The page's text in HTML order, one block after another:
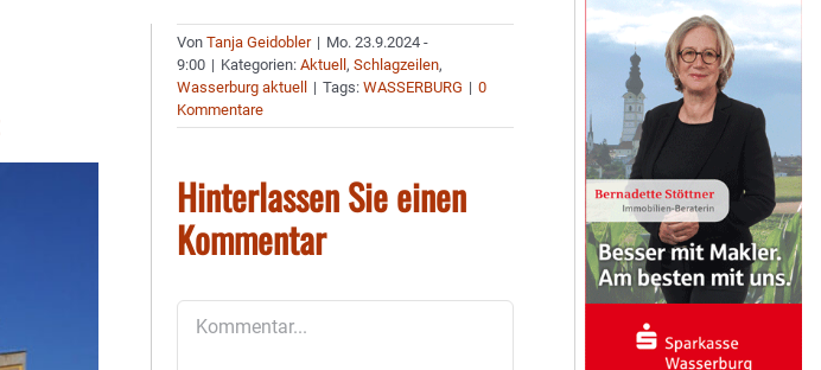
VonTanja Geidobler | Mo. 23.9.2024 -
9:00 | Kategorien:Aktuell,Schlagzeilen,
Wasserburg aktuell
| Tags:WASSERBURG | 0
Kommentare
Hinterlassen Sie einen
Kommentar